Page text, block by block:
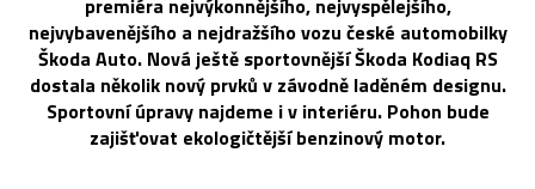
nejvybavenějšího a nejdražšího vozu české automobilky
Škoda Auto. Nová ještě sportovnější Škoda Kodiaq RS
dostala několik nový prvků v závodně laděném designu.
Sportovní úpravy najdeme i v interiéru. Pohon bude
zajišťovat ekologičtější benzinový motor.